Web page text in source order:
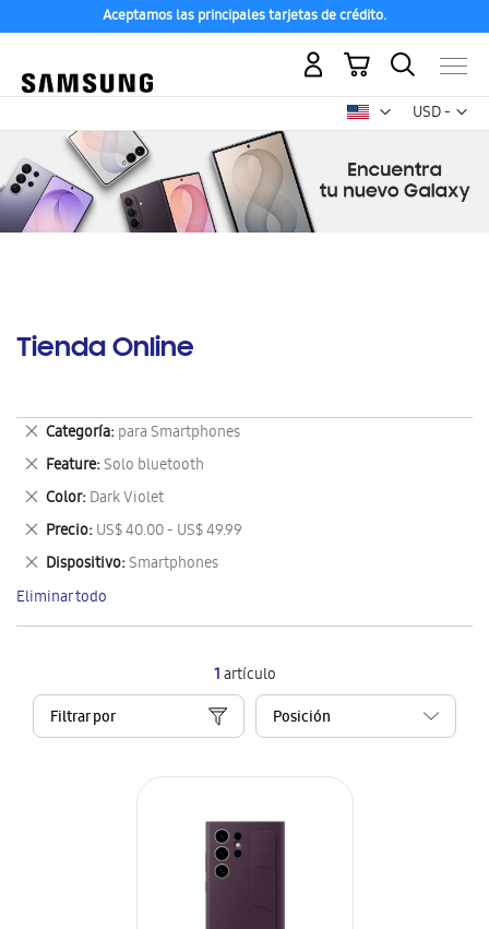
Aceptamos las principales tarjetas de crédito.
USD -
dólar
Mi carrito
Tienda Online
1artículo
Filtrar por
Categoría para Smartphones
Eliminar
este
artículo
Feature Solo bluetooth
Eliminar
este
artículo
Color Dark Violet
Eliminar
este
artículo
Precio US$ 40.00 - US$ 49.99
Eliminar
este
artículo
Dispositivo Smartphones
Eliminar
este
artículo
Eliminar todo